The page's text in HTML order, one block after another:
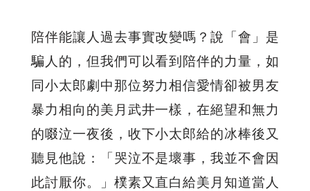
陪伴能讓人過去事實改變嗎？說「會」是
騙人的，但我們可以看到陪伴的力量，如
同小太郎劇中那位努力相信愛情卻被男友
暴力相向的美月武井一樣，在絕望和無力
的啜泣一夜後，收下小太郎給的冰棒後又
聽見他說：「哭泣不是壞事，我並不會因
此討厭你。」樸素又直白給美月知道當人